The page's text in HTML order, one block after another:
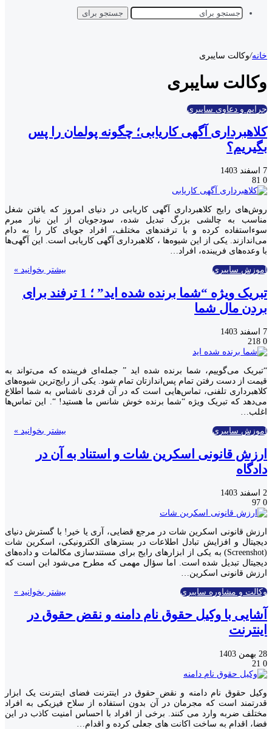
جستجو برای
خانه/وکالت سایبری
وکالت سایبری
جرایم و دعاوی سایبری
کلاهبرداری آگهی کاریابی؛ چگونه پولمان را پس
بگیریم؟
7 اسفند 1403
0
روش‌های رایج کلاهبرداری آگهی‌ کاریابی در دنیای امروز که یافتن شغل
مناسب به چالشی بزرگ تبدیل شده، سودجویان از این نیاز مبرم
سوءاستفاده کرده و با ترفندهای مختلف، افراد جویای کار را به دام
می‌اندازند. یکی از این شیوه‌ها ، کلاهبرداری آگهی‌ کاریابی است. این آگهی‌ها
با وعده‌های فریبنده، افراد…
بیشتر بخوانید » آموزش سایبری
تبریک ویژه “شما برنده شده اید” ؛ 1 ترفند برای
بردن مال شما
7 اسفند 1403
0
“تبریک می‌گوییم، شما برنده شده اید ” جمله‌ای فریبنده که می‌تواند به
قیمت از دست رفتن تمام پس‌اندازتان تمام شود. یکی از رایج‌ترین شیوه‌های
کلاهبرداری تلفنی، تماس‌هایی است که در آن فردی ناشناس به شما اطلاع
می‌دهد که تبریک ویژه “شما برنده خوش شانس ما هستید! “. این تماس‌ها
اغلب…
بیشتر بخوانید » آموزش سایبری
ارزش قانونی اسکرین شات و استناد به آن در
دادگاه
2 اسفند 1403
0
ارزش قانونی اسکرین شات در مرجع قضایی، آری یا خیر! با گسترش دنیای
دیجیتال و افزایش تبادل اطلاعات در بسترهای الکترونیکی، اسکرین شات
(Screenshot) به یکی از ابزارهای رایج برای مستندسازی مکالمات و داده‌های
دیجیتال تبدیل شده است. اما سؤال مهمی که مطرح می‌شود این است که
ارزش قانونی اسکرین…
بیشتر بخوانید » وکالت و مشاوره سایبری
آشایی با وکیل حقوق نام دامنه و نقض حقوق در
اینترنت
28 بهمن 1403
0
وکیل حقوق نام دامنه و نقض حقوق در اینترنت فضای اینترنت یک ابزار
قدرتمند است که مجرمان در آن بدون استفاده از سلاح فیزیکی به افراد
مختلف ضربه وارد می کنند. برخی از افراد با احساس امنیت کاذب در این
فضا، اقدام به ساخت اکانت های جعلی کرده و اقدام…